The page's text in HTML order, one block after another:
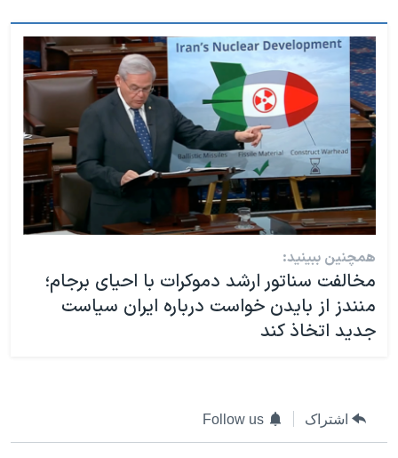
همچنین ببینید:
مخالفت سناتور ارشد دموکرات با احیای برجام؛
منندز از بایدن خواست درباره ایران سیاست
جدید اتخاذ کند
اشتراک Follow us